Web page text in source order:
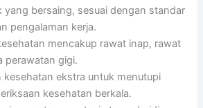
yang bersaing, sesuai dengan standar
pengalaman kerja.
mencakup rawat inap, rawat
perawatan gigi.
kesehatan ekstra untuk menutupi
kesehatan berkala.